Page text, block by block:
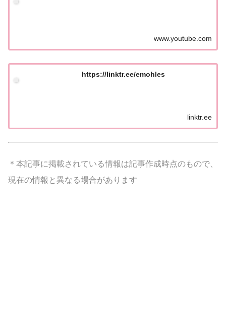
www.youtube.com
https://linktr.ee/emohles
linktr.ee
＊本記事に掲載されている情報は記事作成時点のもので、
現在の情報と異なる場合があります